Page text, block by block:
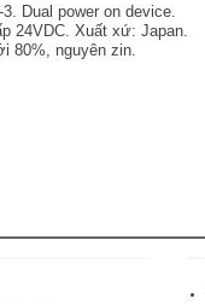
3. Dual power on device.
24VDC. Xuất xứ: Japan.
80%, nguyên zin.